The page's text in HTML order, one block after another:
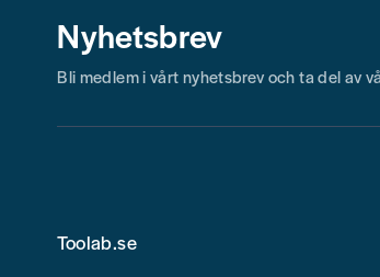
Nyhetsbrev
Bli medlem i vårt nyhetsbrev och ta del av
Toolab.se